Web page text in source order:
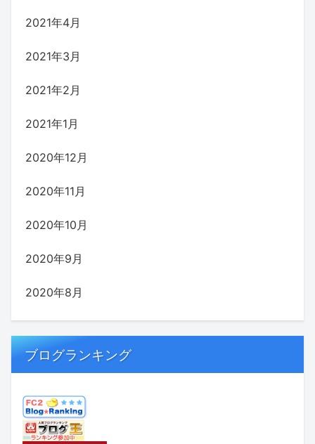
2021年4月
2021年3月
2021年2月
2021年1月
2020年12月
2020年11月
2020年10月
2020年9月
2020年8月
ブログランキング